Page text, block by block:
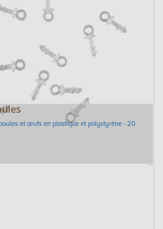
et œufs en plastique et polystyrène - 20